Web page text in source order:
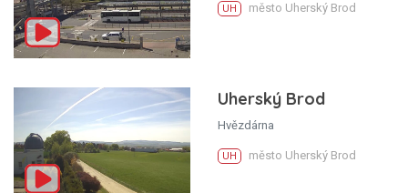
UH město Uherský Brod
Uherský Brod
Hvězdárna
UH město Uherský Brod